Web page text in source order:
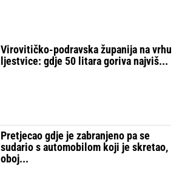
Virovitičko-podravska županija na vrhu
ljestvice: gdje 50 litara goriva najviš...
Pretjecao gdje je zabranjeno pa se
sudario s automobilom koji je skretao,
oboj...